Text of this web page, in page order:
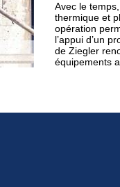
Avec le
thermique et
opération
l’appui d’un
de Ziegler
équipements